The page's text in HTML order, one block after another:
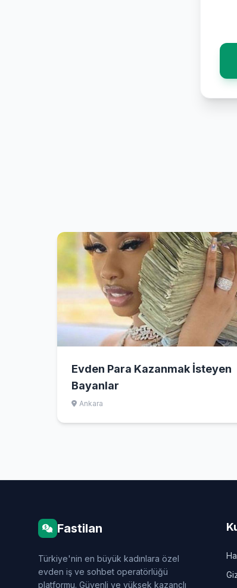
Evden Para Kazanmak İsteyen
Bayanlar
Ankara
Fastilan
Türkiye'nin en büyük kadınlara özel
evden iş ve sohbet operatörlüğü
platformu. Güvenli ve yüksek kazançlı